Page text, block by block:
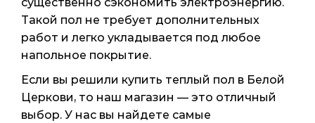
существенно сэкономить электроэнергию.
Такой пол не требует дополнительных
работ и легко укладывается под любое
напольное покрытие.
Если вы решили купить теплый пол в Белой
Церкови, то наш магазин — это отличный
выбор. У нас вы найдете самые